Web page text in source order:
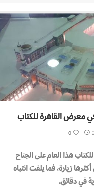
معرض القاهرة للكتاب
0
هذا العام على الجناح
زيارة، فما يلفت انتباه
في دقائق.